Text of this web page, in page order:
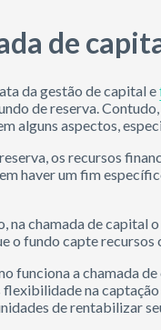
de
da gestão de capital e
de reserva.
alguns aspectos,
os recursos
haver um fim
na chamada de capital
o fundo capte
funciona a chamada
na
de rentabilizar